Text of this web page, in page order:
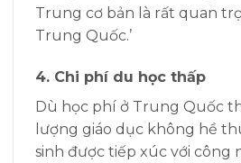
Trung cơ bản là rất quan
Trung Quốc.’
4. Chi phí du học thấp
Dù học phí ở Trung Quốc
lượng giáo dục không hề
sinh được tiếp xúc với công